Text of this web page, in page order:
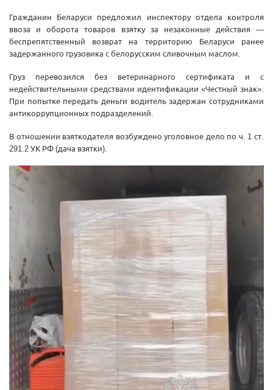
Гражданин Беларуси предложил инспектору отдела контроля
ввоза и оборота товаров взятку за незаконные действия —
беспрепятственный возврат на территорию Беларуси ранее
задержанного грузовика с белорусским сливочным маслом.
Груз перевозился без ветеринарного сертификата и с
недействительными средствами идентификации «Честный знак».
При попытке передать деньги водитель задержан сотрудниками
антикоррупционных подразделений.
В отношении взяткодателя возбуждено уголовное дело по ч. 1 ст.
291.2 УК РФ (дача взятки).